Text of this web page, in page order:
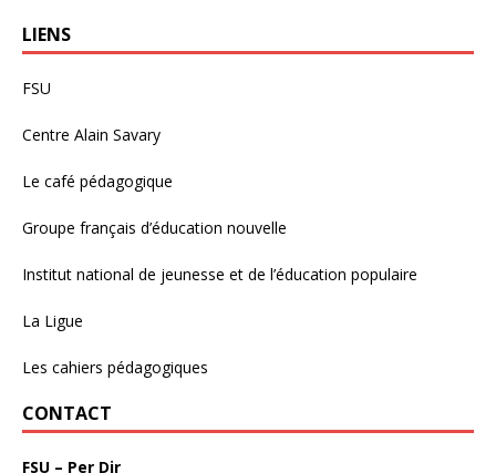
LIENS
FSU
Centre Alain Savary
Le café pédagogique
Groupe français d’éducation nouvelle
Institut national de jeunesse et de l’éducation populaire
La Ligue
Les cahiers pédagogiques
CONTACT
FSU – Per Dir